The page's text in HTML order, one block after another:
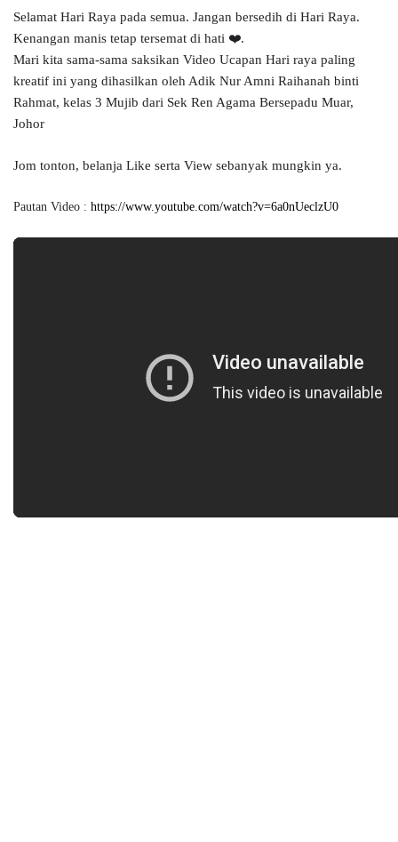
Selamat Hari Raya pada semua. Jangan bersedih di Hari Raya.
Kenangan manis tetap tersemat di hati ❤️.
Mari kita sama-sama saksikan Video Ucapan Hari raya paling
kreatif ini yang dihasilkan oleh Adik Nur Amni Raihanah binti
Rahmat, kelas 3 Mujib dari Sek Ren Agama Bersepadu Muar,
Johor
Jom tonton, belanja Like serta View sebanyak mungkin ya.
Pautan Video : https://www.youtube.com/watch?v=6a0nUeclzU0